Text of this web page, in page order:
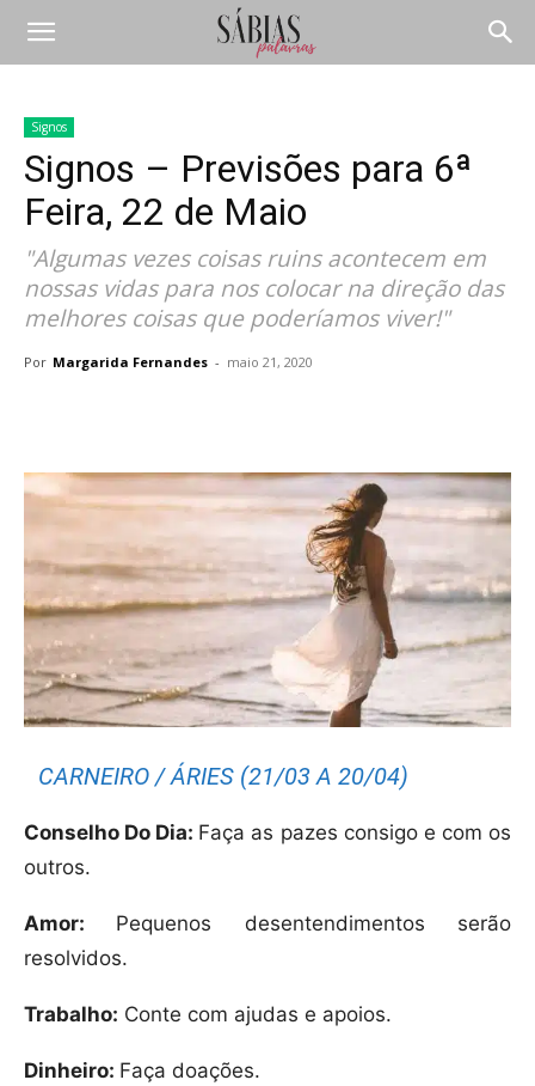
Signos
Signos – Previsões para 6ª
Feira, 22 de Maio
"Algumas vezes coisas ruins acontecem em
nossas vidas para nos colocar na direção das
melhores coisas que poderíamos viver!"
Por Margarida Fernandes - maio 21, 2020
CARNEIRO / ÁRIES (21/03 A 20/04)
Conselho Do Dia: Faça as pazes consigo e com os
outros.
Amor: Pequenos desentendimentos serão
resolvidos.
Trabalho: Conte com ajudas e apoios.
Dinheiro: Faça doações.